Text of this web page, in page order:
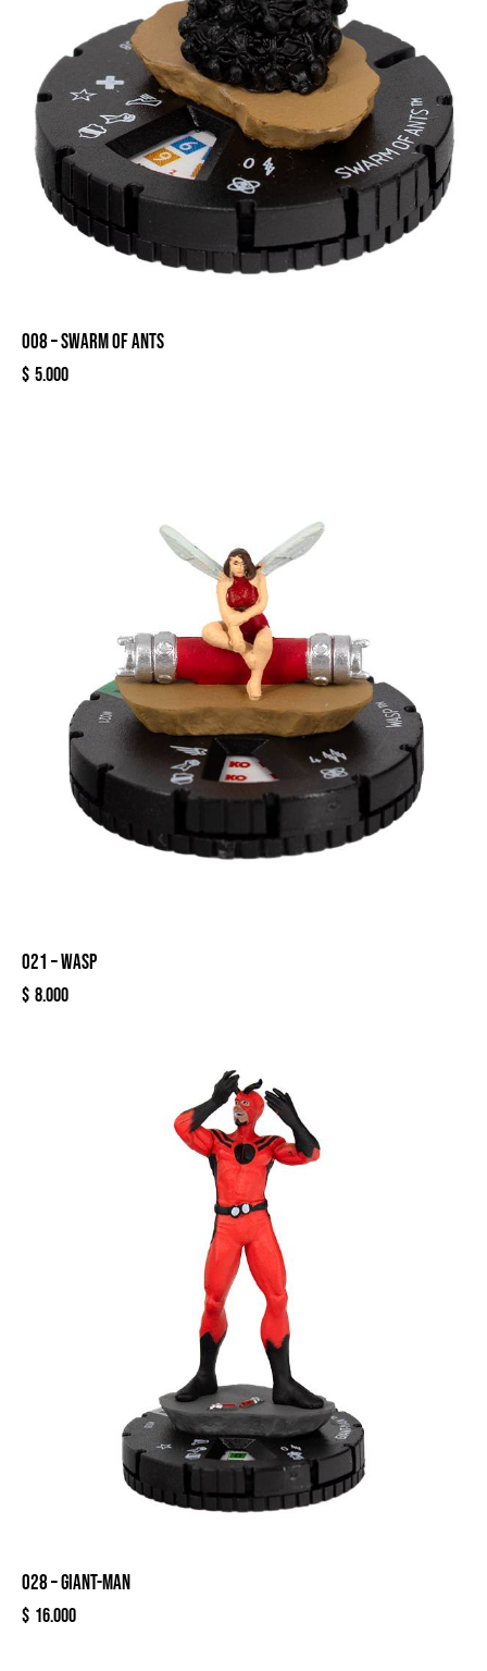
008 – SWARM OF ANTS
$ 5.000
021 – WASP
$ 8.000
028 – GIANT-MAN
$ 16.000